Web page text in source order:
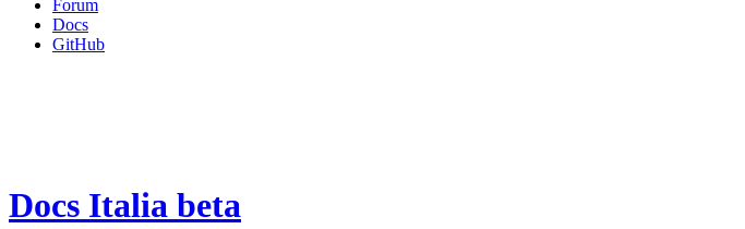
Forum
Docs
GitHub
Docs Italia beta